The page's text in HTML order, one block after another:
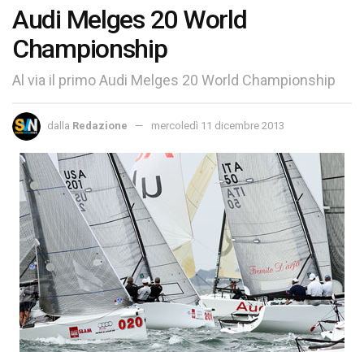
Audi Melges 20 World
Championship
Al via il primo Audi Melges 20 World Championship
dalla Redazione mercoledì 11 dicembre 2013